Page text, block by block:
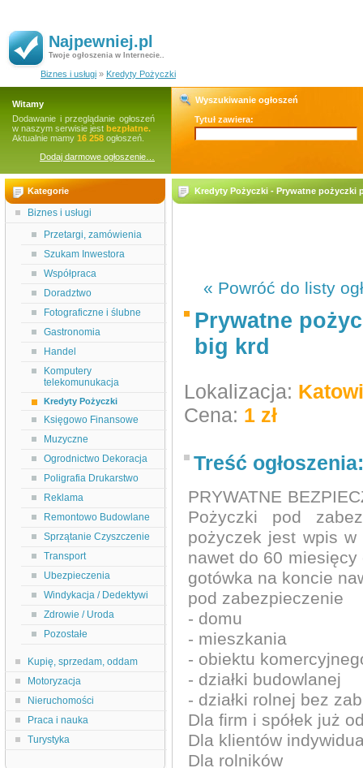
Najpewniej.pl
Twoje ogłoszenia w Internecie..
Biznes i usługi » Kredyty Pożyczki
Witamy
Dodawanie i przeglądanie ogłoszeń
w naszym serwisie jest bezpłatne.
Aktualnie mamy 16 258 ogłoszeń.
Dodaj darmowe ogłoszenie…
Wyszukiwanie ogłoszeń
Tytuł zawiera:
Kategorie
Biznes i usługi
Przetargi, zamówienia
Szukam Inwestora
Współpraca
Doradztwo
Fotograficzne i ślubne
Gastronomia
Handel
Komputery
telekomunukacja
Kredyty Pożyczki
Księgowo Finansowe
Muzyczne
Ogrodnictwo Dekoracja
Poligrafia Drukarstwo
Reklama
Remontowo Budowlane
Sprzątanie Czyszczenie
Transport
Ubezpieczenia
Windykacja / Dedektywi
Zdrowie / Uroda
Pozostałe
Kupię, sprzedam, oddam
Motoryzacja
Nieruchomości
Praca i nauka
Turystyka
Kredyty Pożyczki - Prywatne pożyczki
« Powróć do listy
Prywatne
big krd
Lokalizacja:
Cena: 1 zł
Treść ogłoszenia:
PRYWATNE
Pożyczki pod
pożyczek jest wpis
nawet do 60
gotówka na koncie
pod zabezpieczenie
- domu
- mieszkania
- obiektu
- działki budowlanej
- działki rolnej bez
Dla firm i spółek już
Dla klientów
Dla rolników